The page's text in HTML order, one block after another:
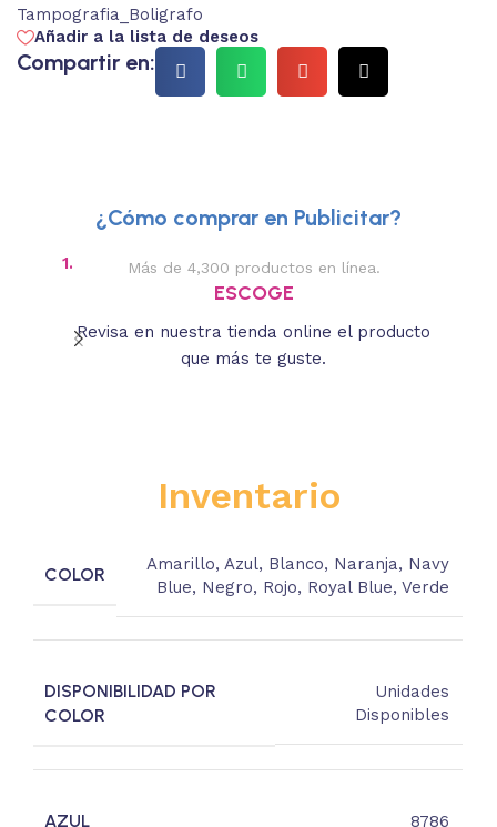
Tampografia_Boligrafo
Añadir a la lista de deseos
Compartir en:
¿Cómo comprar en Publicitar?
1. Más de 4,300 productos en línea.
ESCOGE
Revisa en nuestra tienda online el producto
que más te guste.
Inventario
COLOR
Amarillo, Azul, Blanco, Naranja, Navy
Blue, Negro, Rojo, Royal Blue,Verde
DISPONIBILIDAD POR
COLOR
Unidades
Disponibles
AZUL 8786